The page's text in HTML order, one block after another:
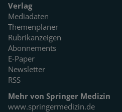
Verlag
Mediadaten
Themenplaner
Rubrikanzeigen
Abonnements
E-Paper
Newsletter
RSS
Mehr von Springer Medizin
www.springermedizin.de